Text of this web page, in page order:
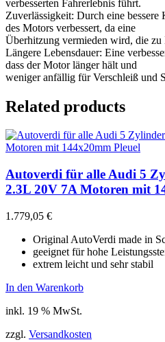
verbesserten Fahrerlebnis führt.
Zuverlässigkeit: Durch eine
des Motors verbessert, da eine
Überhitzung vermieden wird, die zu
Längere Lebensdauer: Eine
dass der Motor länger hält und
weniger anfällig für Verschleiß und
Related products
Autoverdi für alle Audi 5
2.3L 20V 7A Motoren mit
1.779,05 €
Original AutoVerdi made in
geeignet für hohe
extrem leicht und sehr stabil
In den Warenkorb
inkl. 19 % MwSt.
zzgl. Versandkosten